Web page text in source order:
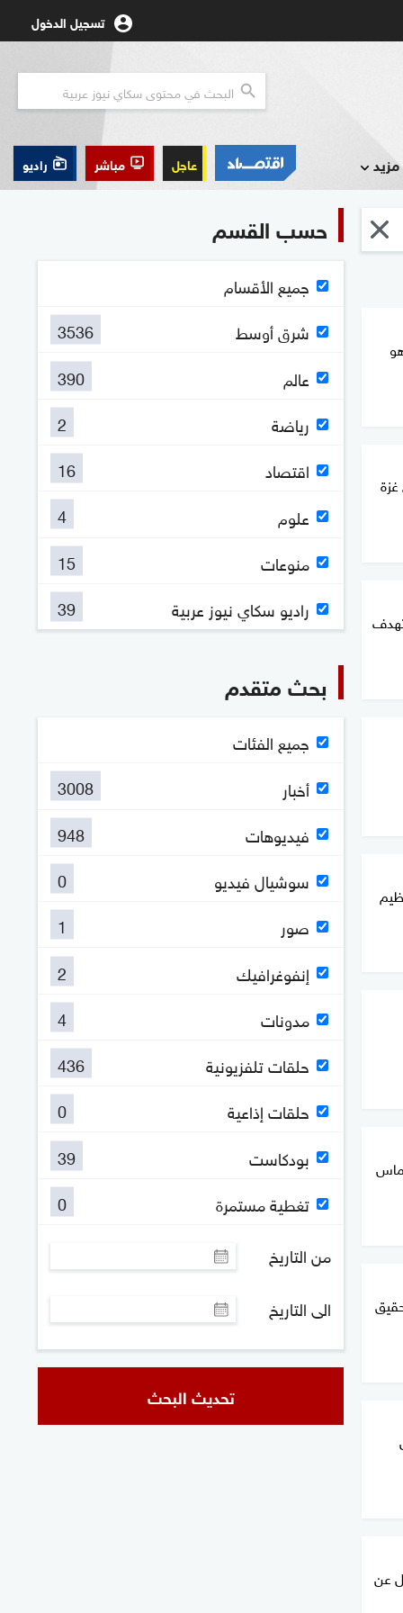
تسجيل الدخول
مزيد عاجل مباشر راديو
عن
حسب القسم
جميع الأقسام
شرق أوسط
3536
عالم
390
رياضة
2
اقتصاد
16
علوم
4
منوعات
15
راديو سكاي نيوز عربية
39
بحث متقدم
جميع الفئات
أخبار
3008
فيديوهات
948
سوشيال فيديو
0
صور
1
إنفوغرافيك
2
مدونات
4
حلقات تلفزيونية
436
حلقات إذاعية
0
بودكاست
39
تغطية مستمرة
0
من التاريخ
الى التاريخ
تحديث البحث